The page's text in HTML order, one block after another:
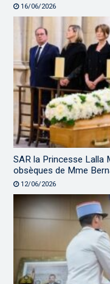
16/06/2026
SAR la Princesse Lalla
obsèques de Mme
12/06/2026